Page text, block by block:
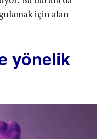
için alan
yönelik